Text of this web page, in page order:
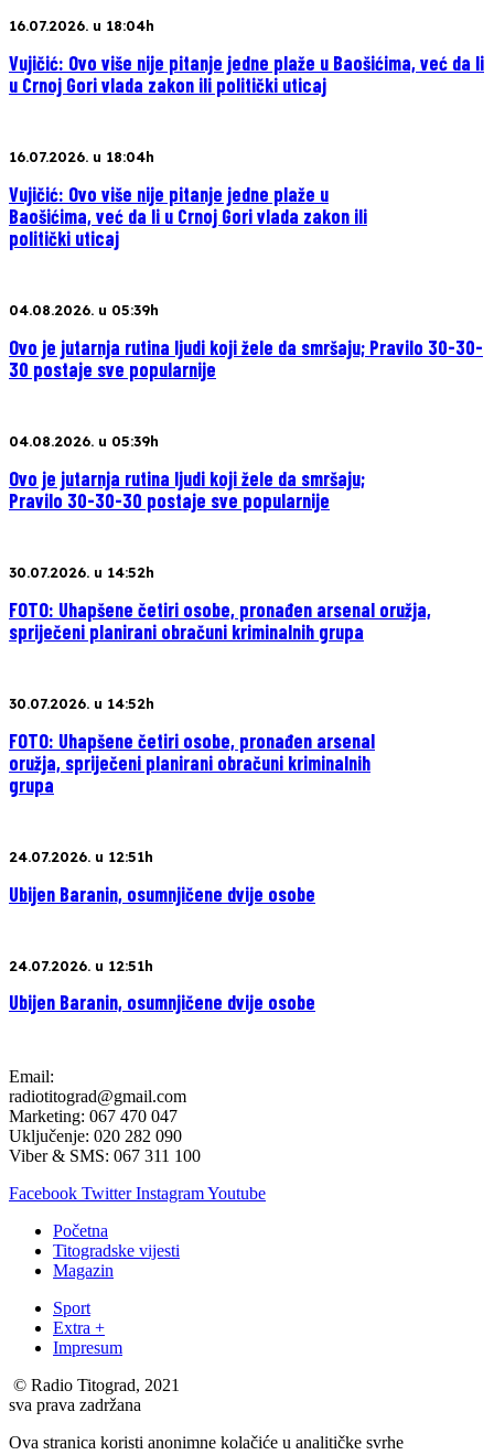
16.07.2026. u 18:04h
Vujičić: Ovo više nije pitanje jedne plaže u Baošićima, već da li
u Crnoj Gori vlada zakon ili politički uticaj
16.07.2026. u 18:04h
Vujičić: Ovo više nije pitanje jedne plaže u
Baošićima, već da li u Crnoj Gori vlada zakon ili
politički uticaj
04.08.2026. u 05:39h
Ovo je jutarnja rutina ljudi koji žele da smršaju; Pravilo 30-30-
30 postaje sve popularnije
04.08.2026. u 05:39h
Ovo je jutarnja rutina ljudi koji žele da smršaju;
Pravilo 30-30-30 postaje sve popularnije
30.07.2026. u 14:52h
FOTO: Uhapšene četiri osobe, pronađen arsenal oružja,
spriječeni planirani obračuni kriminalnih grupa
30.07.2026. u 14:52h
FOTO: Uhapšene četiri osobe, pronađen arsenal
oružja, spriječeni planirani obračuni kriminalnih
grupa
24.07.2026. u 12:51h
Ubijen Baranin, osumnjičene dvije osobe
24.07.2026. u 12:51h
Ubijen Baranin, osumnjičene dvije osobe
Email:
radiotitograd@gmail.com
Marketing: 067 470 047
Uključenje: 020 282 090
Viber & SMS: 067 311 100
Facebook Twitter InstagramYoutube
Početna
Titogradske vijesti
Magazin
Sport
Extra +
Impresum
© Radio Titograd, 2021
sva prava zadržana
Ova stranica koristi anonimne kolačiće u analitičke svrhe